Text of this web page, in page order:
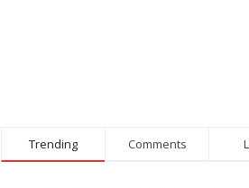
Trending Comments